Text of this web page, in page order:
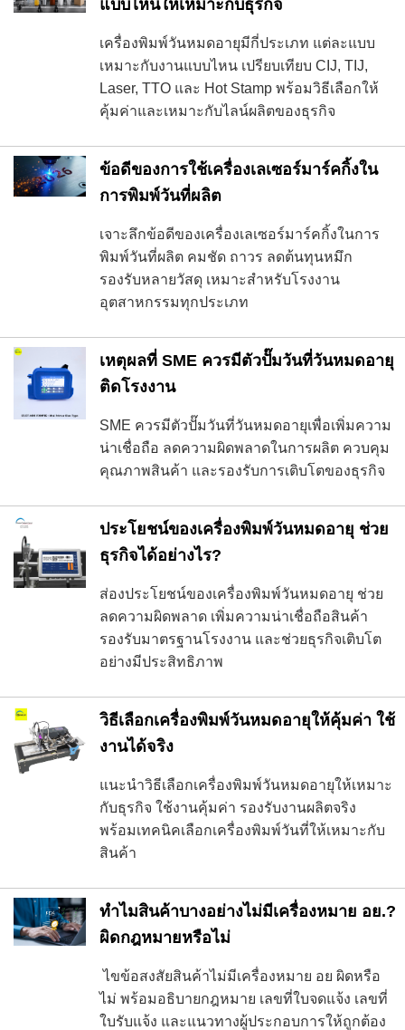
แบบไหนให้เหมาะกับธุรกิจ
เครื่องพิมพ์วันหมดอายุมีกี่ประเภท แต่ละแบบ
เหมาะกับงานแบบไหน เปรียบเทียบ CIJ, TIJ,
Laser, TTO และ Hot Stamp พร้อมวิธีเลือกให้
คุ้มค่าและเหมาะกับไลน์ผลิตของธุรกิจ
ข้อดีของการใช้เครื่องเลเซอร์มาร์คกิ้งใน
การพิมพ์วันที่ผลิต
เจาะลึกข้อดีของเครื่องเลเซอร์มาร์คกิ้งในการ
พิมพ์วันที่ผลิต คมชัด ถาวร ลดต้นทุนหมึก
รองรับหลายวัสดุ เหมาะสำหรับโรงงาน
อุตสาหกรรมทุกประเภท
เหตุผลที่ SME ควรมีตัวปั๊มวันที่วันหมดอายุ
ติดโรงงาน
SME ควรมีตัวปั๊มวันที่วันหมดอายุเพื่อเพิ่มความ
น่าเชื่อถือ ลดความผิดพลาดในการผลิต ควบคุม
คุณภาพสินค้า และรองรับการเติบโตของธุรกิจ
ประโยชน์ของเครื่องพิมพ์วันหมดอายุ ช่วย
ธุรกิจได้อย่างไร?
ส่องประโยชน์ของเครื่องพิมพ์วันหมดอายุ ช่วย
ลดความผิดพลาด เพิ่มความน่าเชื่อถือสินค้า
รองรับมาตรฐานโรงงาน และช่วยธุรกิจเติบโต
อย่างมีประสิทธิภาพ
วิธีเลือกเครื่องพิมพ์วันหมดอายุให้คุ้มค่า ใช้
งานได้จริง
แนะนำวิธีเลือกเครื่องพิมพ์วันหมดอายุให้เหมาะ
กับธุรกิจ ใช้งานคุ้มค่า รองรับงานผลิตจริง
พร้อมเทคนิคเลือกเครื่องพิมพ์วันที่ให้เหมาะกับ
สินค้า
ทำไมสินค้าบางอย่างไม่มีเครื่องหมาย อย.?
ผิดกฎหมายหรือไม่
ไขข้อสงสัยสินค้าไม่มีเครื่องหมาย อย ผิดหรือ
ไม่ พร้อมอธิบายกฎหมาย เลขที่ใบจดแจ้ง เลขที่
ใบรับแจ้ง และแนวทางผู้ประกอบการให้ถูกต้อง